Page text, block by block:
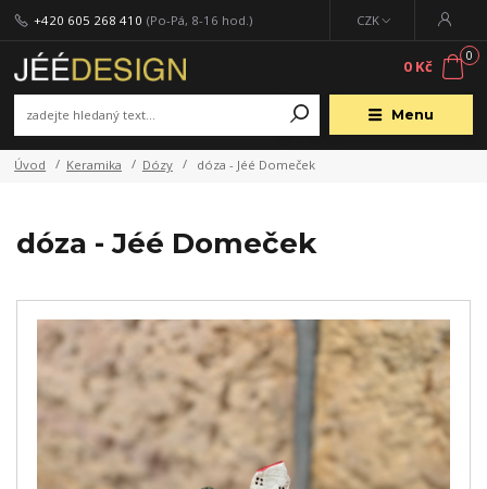
Menu
CZK
+420 605 268 410 (Po-Pá, 8-16 hod.)
0
0 Kč
Úvod Keramika Dózy dóza - Jéé Domeček
dóza - Jéé Domeček